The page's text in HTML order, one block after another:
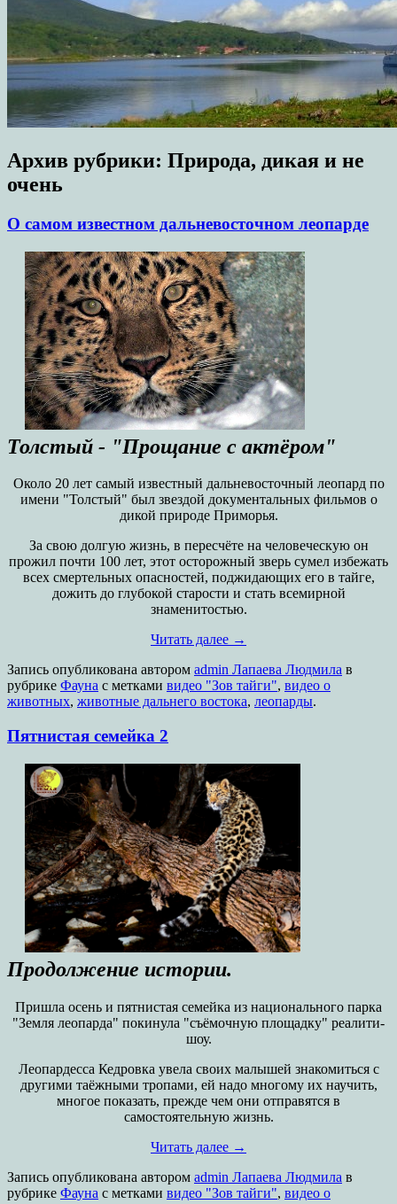
Архив рубрики: Природа, дикая и не
очень
О самом известном дальневосточном леопарде
Толстый - "Прощание с актёром"
Около 20 лет самый известный дальневосточный леопард по
имени "Толстый" был звездой документальных фильмов о
дикой природе Приморья.
За свою долгую жизнь, в пересчёте на человеческую он
прожил почти 100 лет, этот осторожный зверь сумел избежать
всех смертельных опасностей, поджидающих его в тайге,
дожить до глубокой старости и стать всемирной
знаменитостью.
Читать далее →
Запись опубликована автором admin Лапаева Людмила в
рубрике Фауна с метками видео "Зов тайги", видео о
животных, животные дальнего востока, леопарды.
Пятнистая семейка 2
Продолжение истории.
Пришла осень и пятнистая семейка из национального парка
"Земля леопарда" покинула "съёмочную площадку" реалити-
шоу.
Леопардесса Кедровка увела своих малышей знакомиться с
другими таёжными тропами, ей надо многому их научить,
многое показать, прежде чем они отправятся в
самостоятельную жизнь.
Читать далее →
Запись опубликована автором admin Лапаева Людмила в
рубрике Фауна с метками видео "Зов тайги", видео о